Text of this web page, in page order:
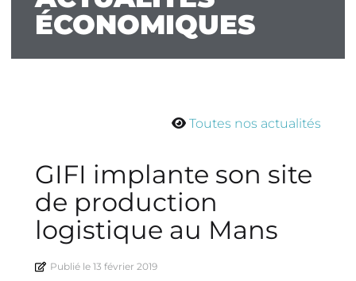
ÉCONOMIQUES
Toutes nos actualités
GIFI implante son site
de production
logistique au Mans
Publié le 13 février 2019